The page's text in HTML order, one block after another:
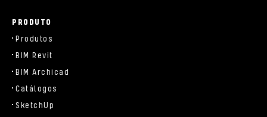
PRODUTO
Produtos
BIM Revit
BIM Archicad
Catálogos
SketchUp